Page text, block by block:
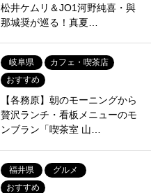
松井ケムリ＆JO1河野純喜・與
那城奨が巡る！真夏…
岐阜県
カフェ・喫茶店
おすすめ
【各務原】朝のモーニングから
贅沢ランチ・看板メニューのモ
ンブラン「喫茶室 山…
福井県
グルメ
おすすめ